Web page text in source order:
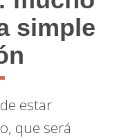
simple
estar
que será